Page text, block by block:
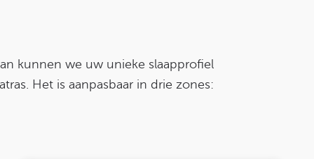
kunnen we uw unieke slaapprofiel
Het is aanpasbaar in drie zones: